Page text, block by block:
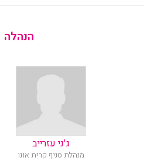
הנהלה
ג'ני עזרייב
מנהלת סניף קרית אונו